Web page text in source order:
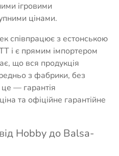
ігровими
цінами.
співпрацює з естонською
і є прямим імпортером
що вся продукція
з фабрики, без
— гарантія
та офіційне гарантійне
Hobby до Balsa-